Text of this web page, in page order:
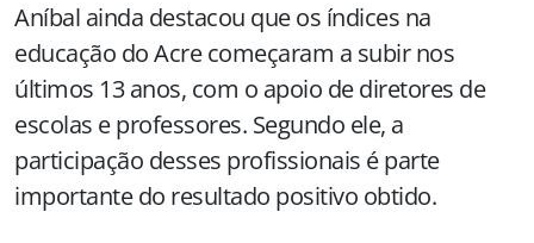
Aníbal ainda destacou que os índices na
educação do Acre começaram a subir nos
últimos 13 anos, com o apoio de diretores de
escolas e professores. Segundo ele, a
participação desses profissionais é parte
importante do resultado positivo obtido.